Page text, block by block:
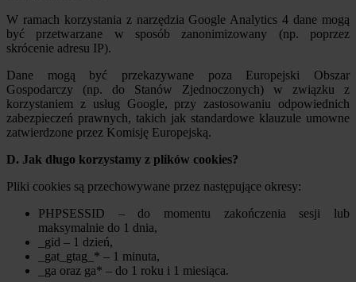
W ramach korzystania z narzędzia Google Analytics 4 dane mogą
być przetwarzane w sposób zanonimizowany (np. poprzez
skrócenie adresu IP).
Dane mogą być przekazywane poza Europejski Obszar
Gospodarczy (np. do Stanów Zjednoczonych) w związku z
korzystaniem z usług Google, przy zastosowaniu odpowiednich
zabezpieczeń prawnych, takich jak standardowe klauzule umowne
zatwierdzone przez Komisję Europejską.
D. Jak długo korzystamy z plików cookies?
Pliki cookies są przechowywane przez następujące okresy:
PHPSESSID – do momentu zakończenia sesji lub
maksymalnie do 1 dnia,
_gid – 1 dzień,
_gat_gtag_* – 1 minuta,
_ga oraz ga* – do 1 roku i 1 miesiąca.